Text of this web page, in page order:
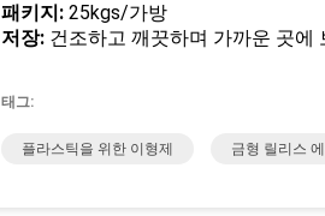
패키지: 25kgs/가방
저장: 건조하고 깨끗하며 가까운 곳에
태그:
플라스틱을 위한 이형제 금형 릴리스